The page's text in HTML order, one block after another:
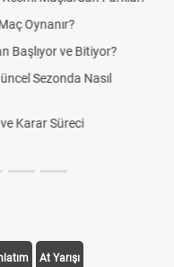
Sonuç Kavramları
Kuralları
Organizasyonlarda
2026? ÖSYM Sonuç
At Yarışı